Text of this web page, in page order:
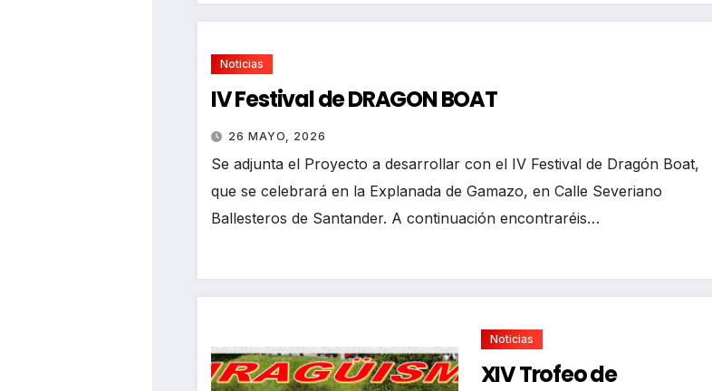
Noticias
IV Festival de DRAGON BOAT
26 MAYO, 2026
Se adjunta el Proyecto a desarrollar con el IV Festival de Dragón Boat,
que se celebrará en la Explanada de Gamazo, en Calle Severiano
Ballesteros de Santander. A continuación encontraréis…
Noticias
XIV Trofeo de